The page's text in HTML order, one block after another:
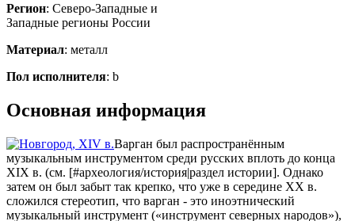
Регион: Северо-Западные и
Западные регионы России
Материал: металл
Пол исполнителя: b
Основная информация
Варган был распространённым
музыкальным инструментом среди русских вплоть до конца
XIX в. (см. [#археология/история|раздел истории]. Однако
затем он был забыт так крепко, что уже в середине XX в.
сложился стереотип, что варган - это иноэтнический
музыкальный инструмент («инструмент северных народов»),